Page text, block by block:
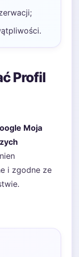
Profil
Moja
i zgodne ze